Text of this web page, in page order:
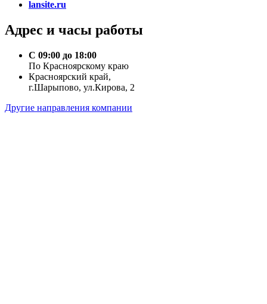
lansite.ru
Адрес и часы работы
С 09:00 до 18:00
По Красноярскому краю
Красноярский край,
г.Шарыпово, ул.Кирова, 2
Другие направления компании